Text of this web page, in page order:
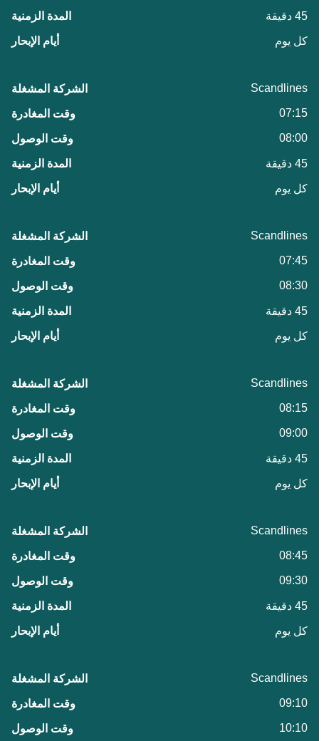
45 دقيقة
كل يوم
Scandlines
07:15
08:00
45 دقيقة
كل يوم
Scandlines
07:45
08:30
45 دقيقة
كل يوم
Scandlines
08:15
09:00
45 دقيقة
كل يوم
Scandlines
08:45
09:30
45 دقيقة
كل يوم
Scandlines
09:10
10:10